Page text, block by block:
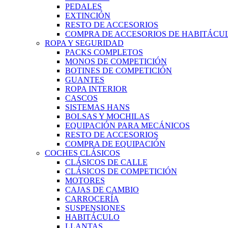
PEDALES
EXTINCIÓN
RESTO DE ACCESORIOS
COMPRA DE ACCESORIOS DE
ROPA Y SEGURIDAD
PACKS COMPLETOS
MONOS DE COMPETICIÓN
BOTINES DE COMPETICIÓN
GUANTES
ROPA INTERIOR
CASCOS
SISTEMAS HANS
BOLSAS Y MOCHILAS
EQUIPACIÓN PARA MECÁNICOS
RESTO DE ACCESORIOS
COMPRA DE EQUIPACIÓN
COCHES CLÁSICOS
CLÁSICOS DE CALLE
CLÁSICOS DE COMPETICIÓN
MOTORES
CAJAS DE CAMBIO
CARROCERÍA
SUSPENSIONES
HABITÁCULO
LLANTAS